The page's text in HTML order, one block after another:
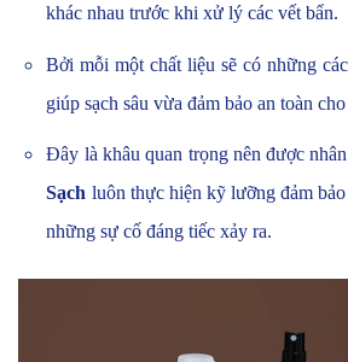
khác nhau trước khi xử lý các vết bẩn.
Bởi mỗi một chất liệu sẽ có những
giúp sạch sâu vừa đảm bảo an toàn
Đây là khâu quan trọng nên được
Sạch luôn thực hiện kỹ lưỡng đảm
những sự cố đáng tiếc xảy ra.